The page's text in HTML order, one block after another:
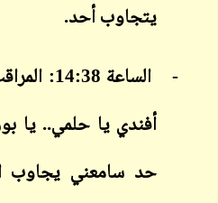
يتجاوب أحد.
-
أفندي يا حلمي.. يا
حد سامعني يجاوب